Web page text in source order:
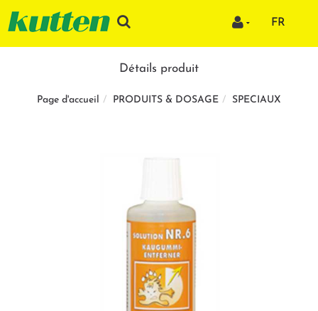
FR
Détails produit
Page d'accueil PRODUITS & DOSAGE SPECIAUX